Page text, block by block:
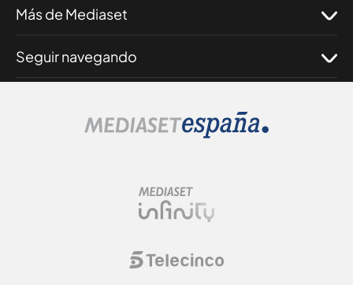
Más de Mediaset
Seguir navegando